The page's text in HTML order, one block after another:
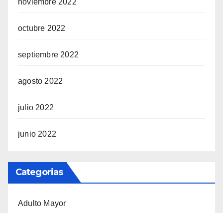
octubre 2022
septiembre 2022
agosto 2022
julio 2022
junio 2022
Categorias
Adulto Mayor